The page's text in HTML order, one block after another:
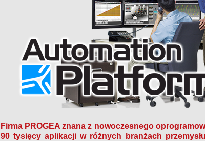
Firma PROGEA znana z nowoczesnego
90 tysięcy aplikacji w różnych branżach